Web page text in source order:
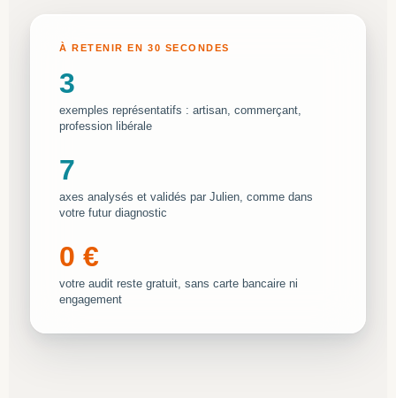
À RETENIR EN 30 SECONDES
3
exemples représentatifs : artisan, commerçant,
profession libérale
7
axes analysés et validés par Julien, comme dans
votre futur diagnostic
0 €
votre audit reste gratuit, sans carte bancaire ni
engagement